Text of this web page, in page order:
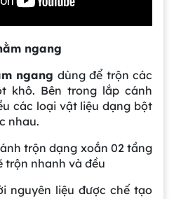
ngang
ngang dùng để trộn các
khô. Bên trong lắp cánh
các loại vật liệu dạng bột
nhau.
trộn dạng xoắn 02 tầng
trộn nhanh và đều
nguyên liệu được chế tạo